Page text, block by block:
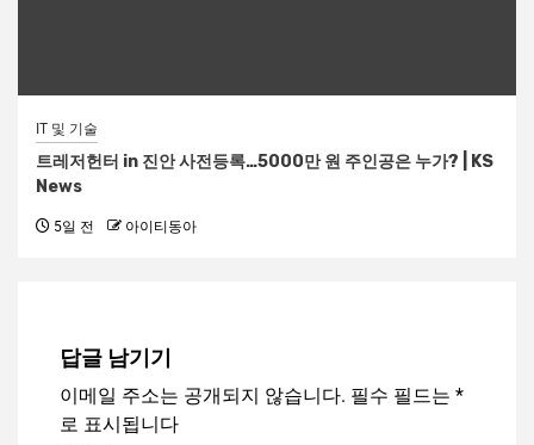
IT 및 기술
트레저헌터 in 진안 사전등록…5000만 원 주인공은 누가? | KS
News
5일 전 아이티동아
답글 남기기
이메일 주소는 공개되지 않습니다. 필수 필드는 *
로 표시됩니다